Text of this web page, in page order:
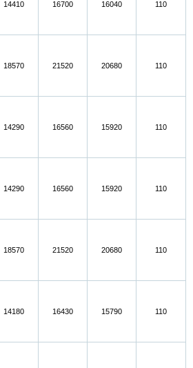
14410 16700 16040 110
18570 21520 20680 110
14290 16560 15920 110
14290 16560 15920 110
18570 21520 20680 110
14180 16430 15790 110